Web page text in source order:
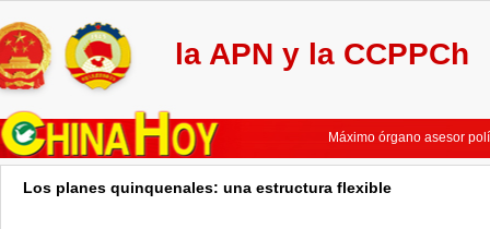
la APN y la CCPPCh
Máximo legislador chino
Máximo órgano asesor
Máximo órgamo asesor
Líderes chinos se
Los planes quinquenales: una estructura flexible